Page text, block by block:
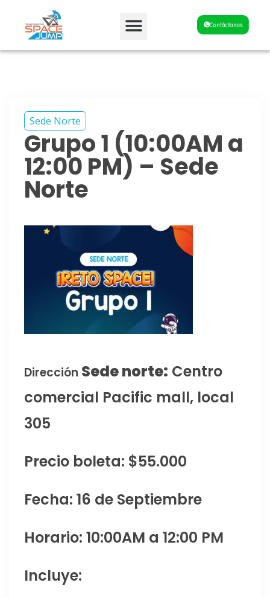
Contáctanos
Sede Norte
Grupo 1 (10:00AM a
12:00 PM) – Sede
Norte
Dirección Sede norte: Centro
comercial Pacific mall, local
305
Precio boleta: $55.000
Fecha: 16 de Septiembre
Horario: 10:00AM a 12:00 PM
Incluye: